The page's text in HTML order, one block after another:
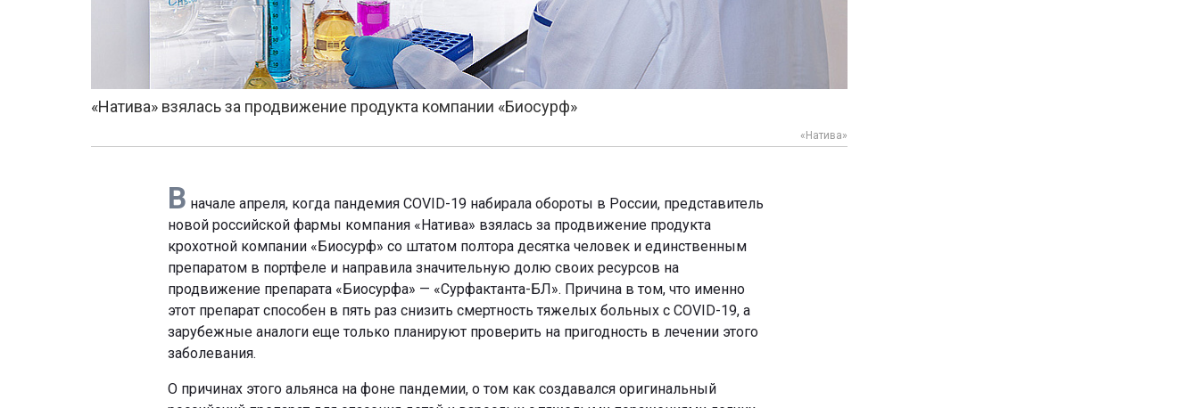
«Натива» взялась за продвижение продукта компании «Биосурф»
«Натива»
В начале апреля, когда пандемия COVID-19 набирала обороты в России, представитель
новой российской фармы компания «Натива» взялась за продвижение продукта
крохотной компании «Биосурф» со штатом полтора десятка человек и единственным
препаратом в портфеле и направила значительную долю своих ресурсов на
продвижение препарата «Биосурфа» — «Сурфактанта-БЛ». Причина в том, что именно
этот препарат способен в пять раз снизить смертность тяжелых больных с COVID-19, а
зарубежные аналоги еще только планируют проверить на пригодность в лечении этого
заболевания.
О причинах этого альянса на фоне пандемии, о том как создавался оригинальный